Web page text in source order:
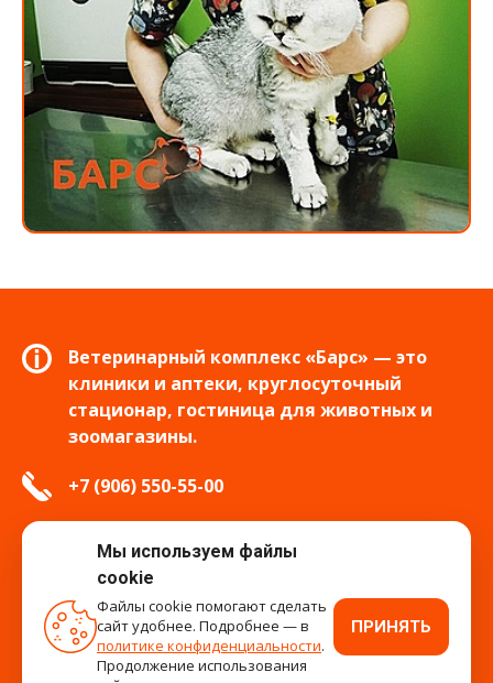
Ветеринарный комплекс «Барс» — это
клиники и аптеки, круглосуточный
стационар, гостиница для животных и
зоомагазины.
+7 (906) 550-55-00
info.tver@bars-vet.ru
время работы
Мы используем файлы
cookie
Файлы cookie помогают сделать
сайт удобнее. Подробнее — в
политике конфиденциальности.
Продолжение использования
ПРИНЯТЬ